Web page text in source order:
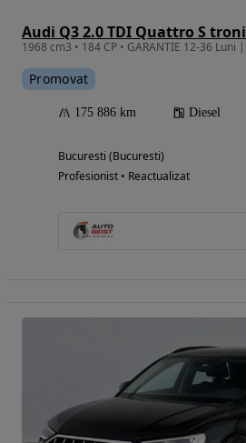
Audi Q3 2.0 TDI Quattro S
Promovat
175 886 km Diesel
Bucuresti (Bucuresti)
Profesionist • Reactualizat